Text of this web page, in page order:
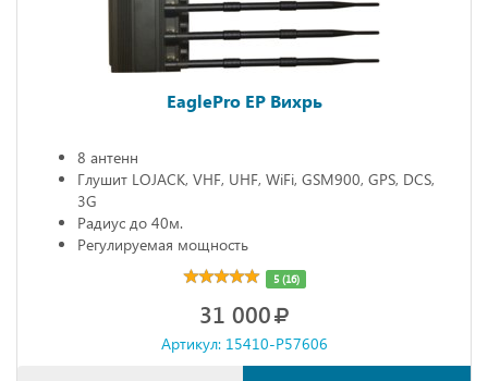
EaglePro EP Вихрь
8 антенн
Глушит LOJACK, VHF, UHF, WiFi, GSM900, GPS, DCS,
3G
Радиус до 40м.
Регулируемая мощность
5 (16)
31 000
Артикул: 15410-P57606